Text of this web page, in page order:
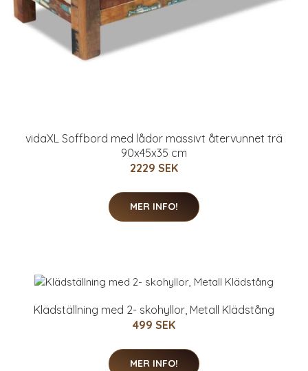
vidaXL Soffbord med lådor massivt återvunnet trä
90x45x35 cm
2229 SEK
MER INFO!
Klädställning med 2- skohyllor, Metall Klädstång
499 SEK
MER INFO!